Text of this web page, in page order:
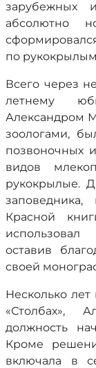
зарубежных
абсолютно
по
Всего через
летнему
Александром
зоологами,
позвоночных
видов
рукокрылые.
Красной
оставив
своей
Несколько
«Столбах»,
должность
Кроме
включала в